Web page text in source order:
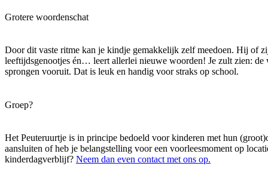
Grotere woordenschat
Door dit vaste ritme kan je kindje gemakkelijk zelf meedoen. Hij of
leeftijdsgenootjes én… leert allerlei nieuwe woorden! Je zult zien: de
sprongen vooruit. Dat is leuk en handig voor straks op school.
Groep?
Het Peuteruurtje is in principe bedoeld voor kinderen met hun
aansluiten of heb je belangstelling voor een voorleesmoment op
kinderdagverblijf? Neem dan even contact met ons op.